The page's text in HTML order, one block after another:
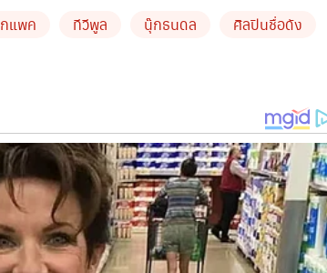
แพค ทีวีพูล นุ๊กธนดล
ศิลปินชื่อดัง